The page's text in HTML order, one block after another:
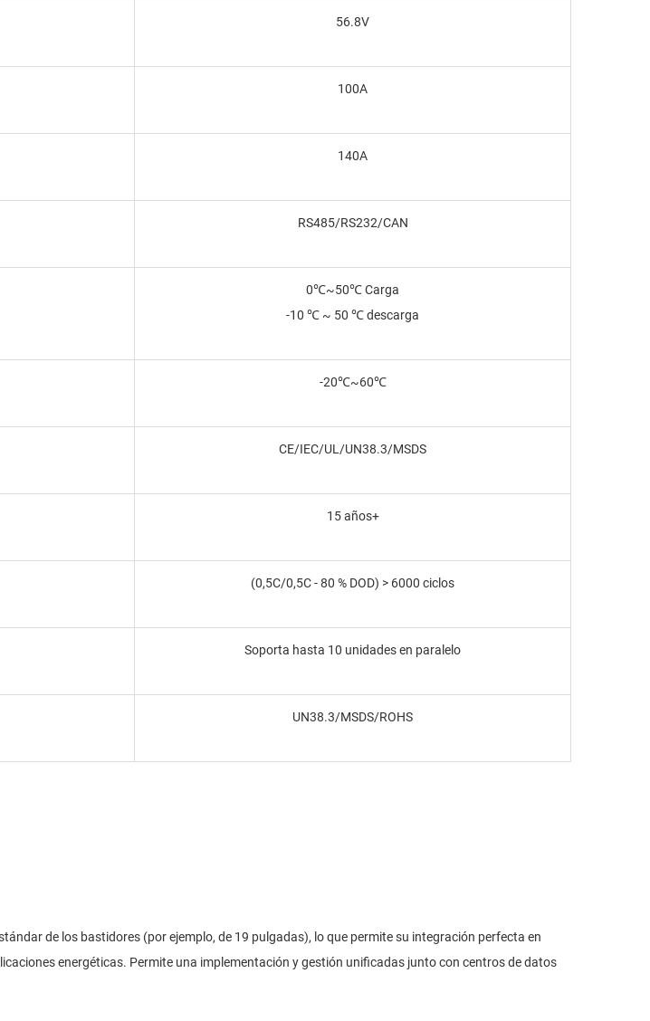
56.8V
100A
140A
RS485/RS232/CAN
0℃~50℃ Carga
-10 ℃ ~ 50 ℃ descarga
-20℃~60℃
CE/IEC/UL/UN38.3/MSDS
15 años+
(0,5C/0,5C - 80 % DOD) > 6000 ciclos
Soporta hasta 10 unidades en paralelo
UN38.3/MSDS/ROHS
de los bastidores (por ejemplo, de 19 pulgadas), lo que permite su integración perfecta en
energéticas. Permite una implementación y gestión unificadas junto con centros de datos